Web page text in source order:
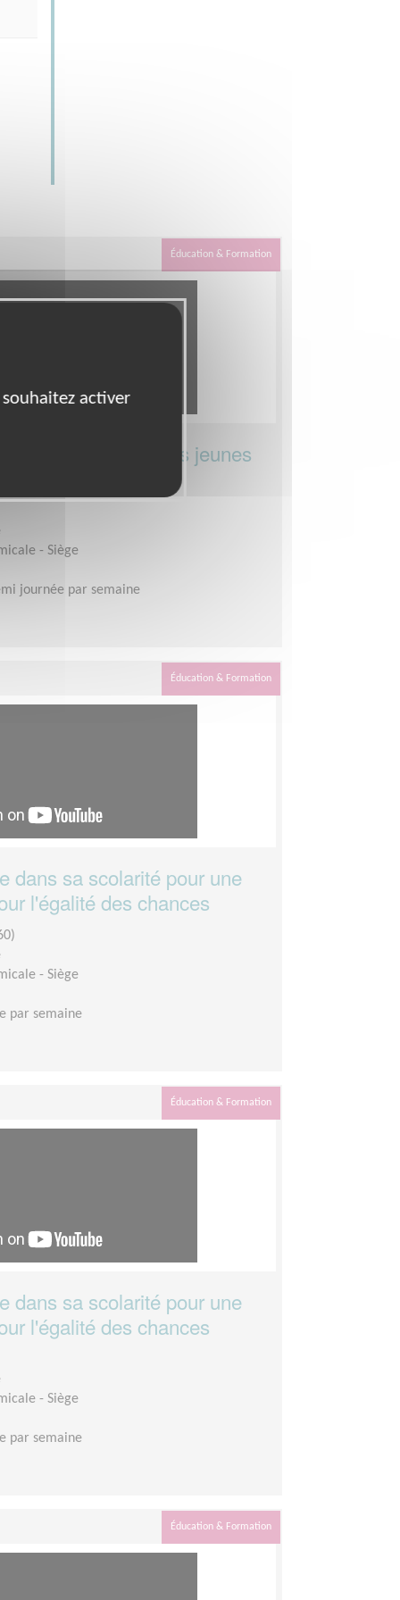
Éducation & Formation
pour soutenir les jeunes
- Siège
journée par semaine
Éducation & Formation
dans sa scolarité pour une
l'égalité des chances
- Siège
par semaine
Éducation & Formation
dans sa scolarité pour une
l'égalité des chances
- Siège
par semaine
Éducation & Formation
activer